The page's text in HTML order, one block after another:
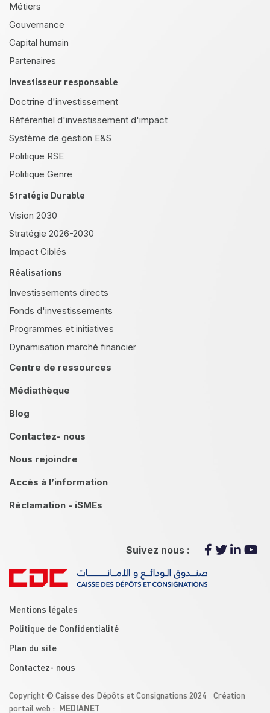
Métiers
Gouvernance
Capital humain
Partenaires
Investisseur responsable
Doctrine d'investissement
Référentiel d'investissement d'impact
Système de gestion E&S
Politique RSE
Politique Genre
Stratégie Durable
Vision 2030
Stratégie 2026-2030
Impact Ciblés
Réalisations
Investissements directs
Fonds d'investissements
Programmes et initiatives
Dynamisation marché financier
Centre de ressources
Médiathèque
Blog
Contactez- nous
Nous rejoindre
Accès à l’information
Réclamation - iSMEs
Suivez nous :
Mentions légales
Politique de Confidentialité
Plan du site
Contactez- nous
Copyright © Caisse des Dépôts et Consignations 2024 Création
portail web : MEDIANET